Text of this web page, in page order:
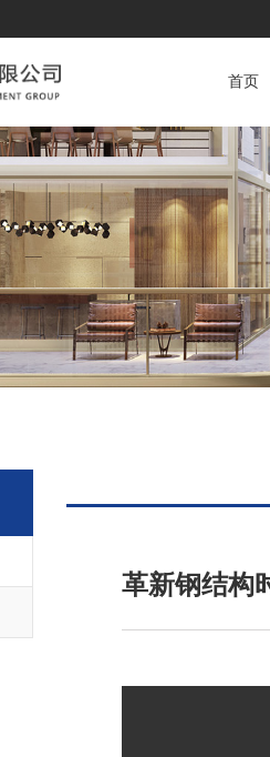
首页
革新钢结构